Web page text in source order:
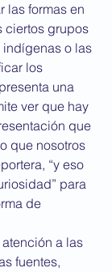
las formas en
ciertos grupos
indígenas o las
los
una
ver que hay
que
que nosotros
“y eso
para
de
a las
fuentes,